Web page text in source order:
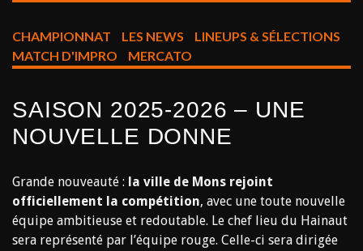
CHAMPIONNAT LES NEWS
LINEUPS & SÉLECTIONS
MATCH D'IMPRO
MERCATO
SAISON 2025-2026 – UNE
NOUVELLE DONNE
Grande nouveauté : la ville de Mons rejoint
officiellement la compétition, avec une toute nouvelle
équipe ambitieuse et redoutable. Le chef lieu du Hainaut
sera représenté par l’équipe rouge. Celle-ci sera dirigée